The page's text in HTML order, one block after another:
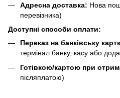
Адресна доставка: Нова
перевізника)
Доступні способи оплати:
Переказ на банківську
термінал банку, касу або
Готівкою/картою при
післяплатою)